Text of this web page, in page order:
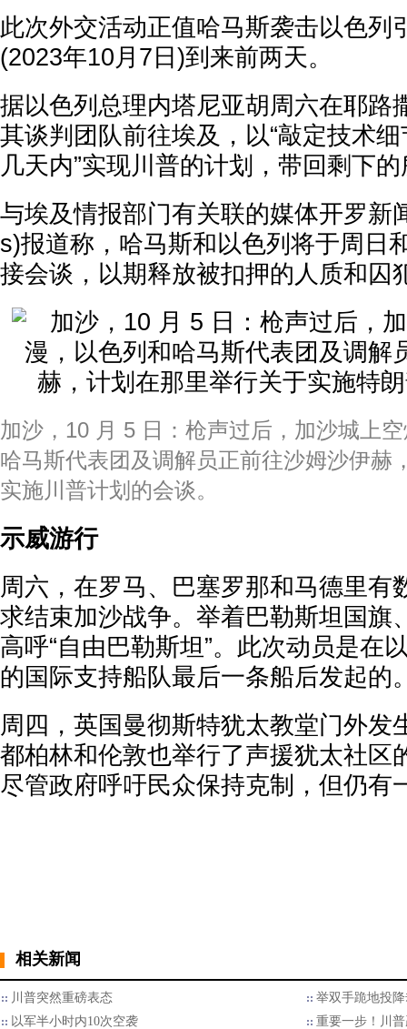
此次外交活动正值哈马斯袭击以色列
(2023年10月7日)到来前两天。
据以色列总理内塔尼亚胡周六在耶路
其谈判团队前往埃及，以“敲定技术细
几天内”实现川普的计划，带回剩下
与埃及情报部门有关联的媒体开罗新
s)报道称，哈马斯和以色列将于周日
接会谈，以期释放被扣押的人质和囚
加沙，10 月 5 日：枪声过后，加沙城上
哈马斯代表团及调解员正前往沙姆沙伊赫
实施川普计划的会谈。
示威游行
周六，在罗马、巴塞罗那和马德里有
求结束加沙战争。举着巴勒斯坦国旗
高呼“自由巴勒斯坦”。此次动员是在
的国际支持船队最后一条船后发起的
周四，英国曼彻斯特犹太教堂门外发
都柏林和伦敦也举行了声援犹太社区
尽管政府呼吁民众保持克制，但仍有
相关新闻
川普突然重磅表态
举双手跪地投
以军半小时内10次空袭
重要一步！川